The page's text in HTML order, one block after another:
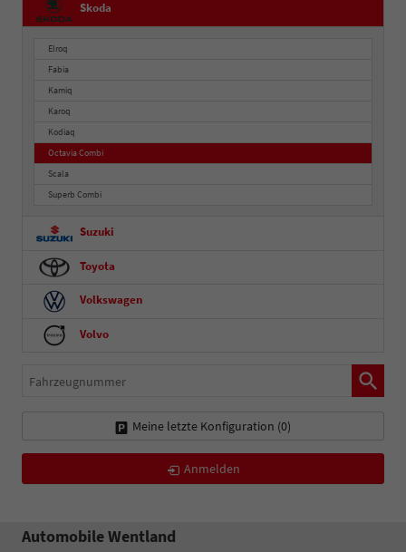
Skoda
Elroq
Fabia
Kamiq
Karoq
Kodiaq
Octavia Combi
Scala
Superb Combi
Suzuki
Toyota
Volkswagen
Volvo
Fahrzeugnummer
Meine letzte Konfiguration (0)
Anmelden
Automobile Wentland